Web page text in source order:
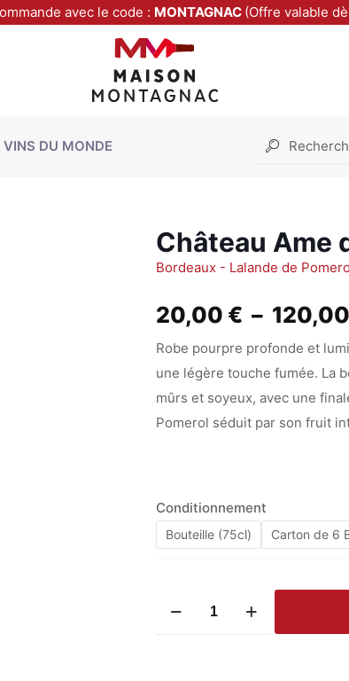
avec le code : MONTAGNAC (Offre valable
VINS DU MONDE
Château Ame
Bordeaux - Lalande de
20,00 € – 120,00
Robe pourpre profonde et
une légère touche fumée. La
mûrs et soyeux, avec une
Pomerol séduit par son fruit
Conditionnement
Bouteille (75cl) Carton de 6